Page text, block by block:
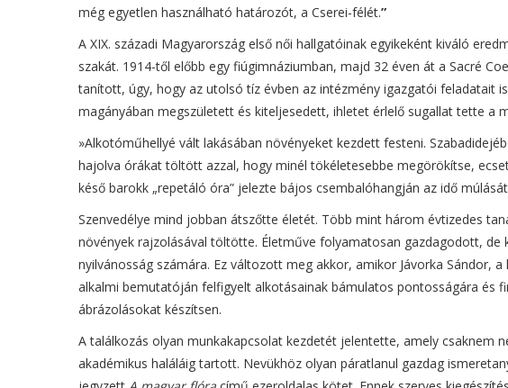
még egyetlen használható határozót, a Cserei-félét.”
A XIX. századi Magyarország első női hallgatóinak egyikeként kiváló
szakát. 1914-től előbb egy fiúgimnáziumban, majd 32 éven át a Sacré
tanított, úgy, hogy az utolsó tíz évben az intézmény igazgatói feladatait
magányában megszületett és kiteljesedett, ihletet érlelő sugallat tette a
»Alkotóműhellyé vált lakásában növényeket kezdett festeni.
hajolva órákat töltött azzal, hogy minél tökéletesebbe megörökítse,
késő barokk „repetáló óra” jelezte bájos csembalóhangján az idő
Szenvedélye mind jobban átszőtte életét. Több mint három évtizedes
növények rajzolásával töltötte. Életműve folyamatosan gazdagodott, de
nyilvánosság számára. Ez változott meg akkor, amikor Jávorka Sándor,
alkalmi bemutatóján felfigyelt alkotásainak bámulatos pontosságára és
ábrázolásokat készítsen.
A találkozás olyan munkakapcsolat kezdetét jelentette, amely csaknem
akadémikus haláláig tartott. Nevükhöz olyan páratlanul gazdag